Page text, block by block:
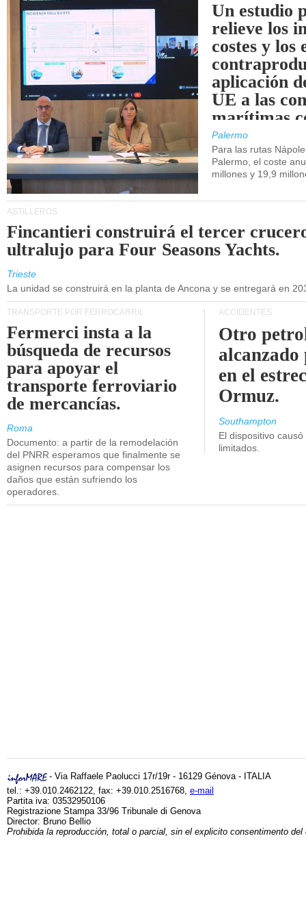
Un estudio
relieve los
costes y los
aplicación
UE a las
marítimas
de Sicilia.
Palermo
Para las rutas
Palermo, el coste
millones y 19,9
ASTILLEROS
Fincantieri construirá el tercer
ultralujo para Four Seasons Yachts.
Trieste
La unidad se construirá en la planta de Ancona y se entregará en
TRANSPORTE POR FERROCARRIL
Fermerci insta a la
búsqueda de recursos
para apoyar el
transporte ferroviario
de mercancías.
Roma
Documento: a partir de la remodelación
del PNRR esperamos que finalmente se
asignen recursos para compensar los
daños que están sufriendo los
operadores.
ACCIDENTES
Otro
en el
Ormuz.
Southampton
El dispositivo
limitados.
- Via Raffaele Paolucci 17r/19r - 16129 Génova - ITALIA
tel.: +39.010.2462122, fax: +39.010.2516768, e-mail
Partita iva: 03532950106
Registrazione Stampa 33/96 Tribunale di Genova
Director: Bruno Bellio
Prohibida la reproducción, total o parcial, sin el explicito consentimento del